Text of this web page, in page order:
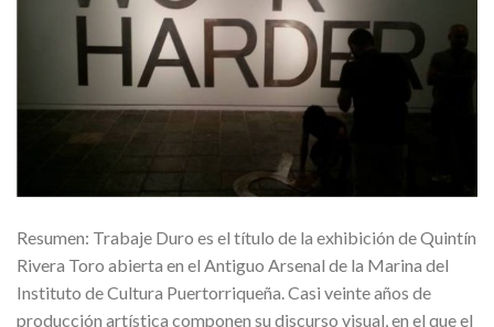
Resumen: Trabaje Duro es el título de la exhibición de Quintín
Rivera Toro abierta en el Antiguo Arsenal de la Marina del
Instituto de Cultura Puertorriqueña. Casi veinte años de
producción artística componen su discurso visual, en el que el